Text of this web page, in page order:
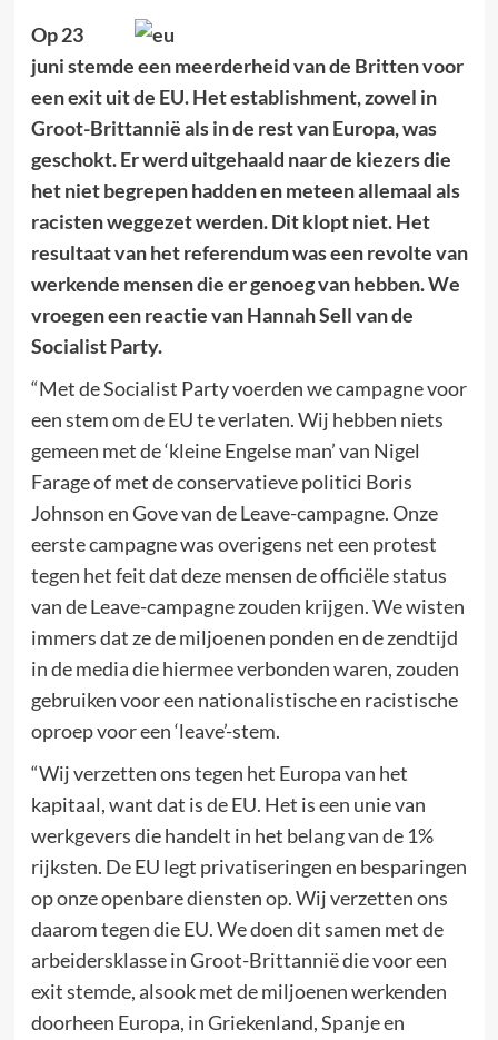
Op 23
juni stemde een meerderheid van de Britten voor
een exit uit de EU. Het establishment, zowel in
Groot-Brittannië als in de rest van Europa, was
geschokt. Er werd uitgehaald naar de kiezers die
het niet begrepen hadden en meteen allemaal als
racisten weggezet werden. Dit klopt niet. Het
resultaat van het referendum was een revolte van
werkende mensen die er genoeg van hebben. We
vroegen een reactie van Hannah Sell van de
Socialist Party.
“Met de Socialist Party voerden we campagne voor
een stem om de EU te verlaten. Wij hebben niets
gemeen met de ‘kleine Engelse man’ van Nigel
Farage of met de conservatieve politici Boris
Johnson en Gove van de Leave-campagne. Onze
eerste campagne was overigens net een protest
tegen het feit dat deze mensen de officiële status
van de Leave-campagne zouden krijgen. We wisten
immers dat ze de miljoenen ponden en de zendtijd
in de media die hiermee verbonden waren, zouden
gebruiken voor een nationalistische en racistische
oproep voor een ‘leave’-stem.
“Wij verzetten ons tegen het Europa van het
kapitaal, want dat is de EU. Het is een unie van
werkgevers die handelt in het belang van de 1%
rijksten. De EU legt privatiseringen en besparingen
op onze openbare diensten op. Wij verzetten ons
daarom tegen die EU. We doen dit samen met de
arbeidersklasse in Groot-Brittannië die voor een
exit stemde, alsook met de miljoenen werkenden
doorheen Europa, in Griekenland, Spanje en